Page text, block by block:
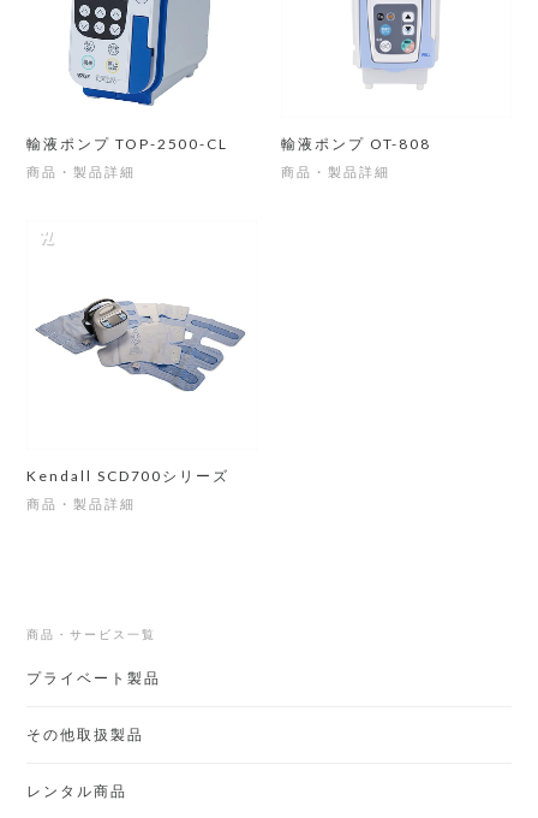
輸液ポンプ TOP-2500-CL
商品・製品詳細
輸液ポンプ OT-808
商品・製品詳細
Kendall SCD700シリーズ
商品・製品詳細
商品・サービス一覧
プライベート製品
その他取扱製品
レンタル商品